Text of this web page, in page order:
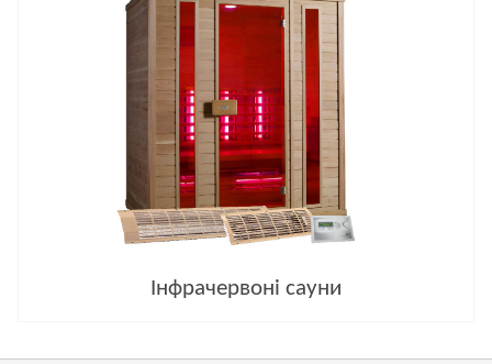
Інфрачервоні сауни